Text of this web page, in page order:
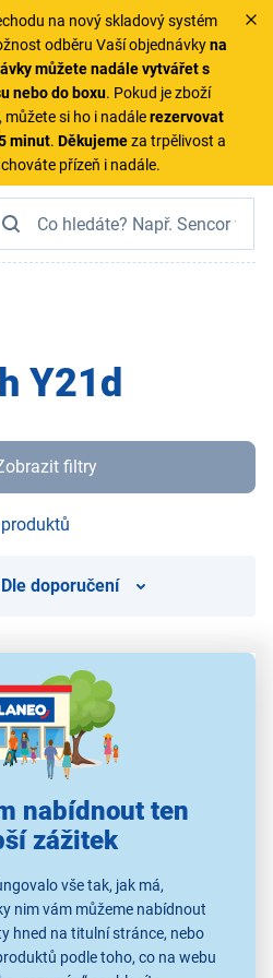
nabídnout ten
zážitek
vše tak, jak má,
nim vám můžeme nabídnout
hned na titulní stránce, nebo
podle toho, co na webu
na nový skladový systém
odběru Vaší objednávkyna
můžete nadále vytvářet s
nebo do boxu. Pokud je zboží
můžete si ho i nadálerezervovat
minut. Děkujemeza trpělivost a
přízeň i nadále.
Y21d
filtry
doporučení
a technické specifikace se
bez předchozího upozornění.